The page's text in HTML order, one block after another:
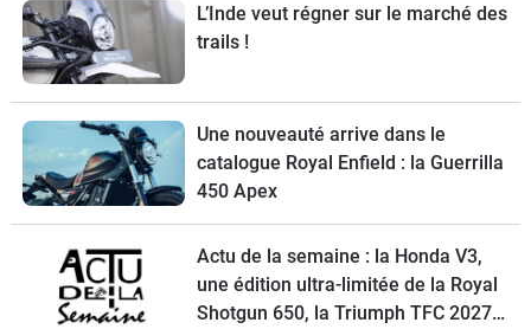
L’Inde veut régner sur le marché des
trails !
Une nouveauté arrive dans le
catalogue Royal Enfield : la Guerrilla
450 Apex
Actu de la semaine : la Honda V3,
une édition ultra-limitée de la Royal
Shotgun 650, la Triumph TFC 2027,